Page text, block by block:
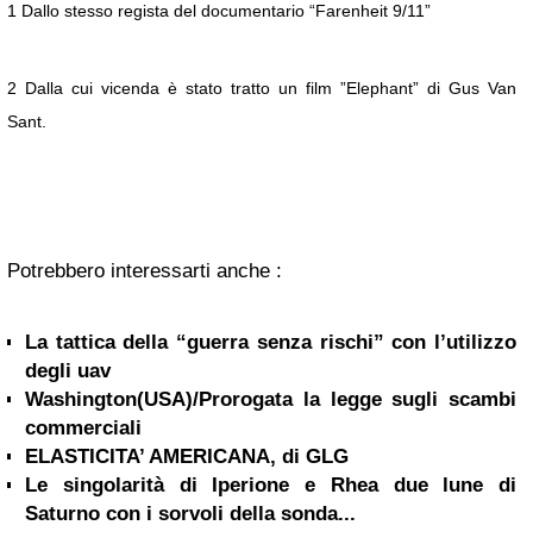
1 Dallo stesso regista del documentario “Farenheit 9/11”
2 Dalla cui vicenda è stato tratto un film ”Elephant” di Gus Van
Sant.
Potrebbero interessarti anche :
La tattica della “guerra senza rischi” con l’utilizzo
degli uav
Washington(USA)/Prorogata la legge sugli scambi
commerciali
ELASTICITA’ AMERICANA, di GLG
Le singolarità di Iperione e Rhea due lune di
Saturno con i sorvoli della sonda...